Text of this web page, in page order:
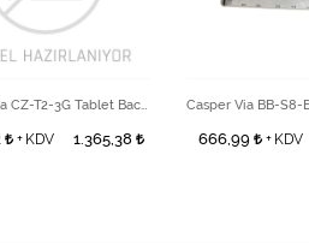
+ KDV 1.365,38 666,99 + KDV